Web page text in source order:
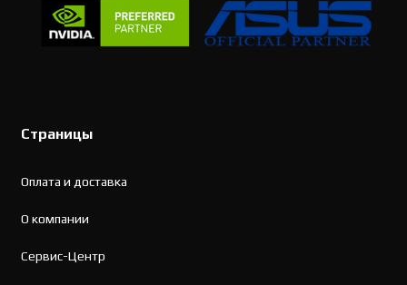
Страницы
Оплата и доставка
О компании
Сервис-Центр